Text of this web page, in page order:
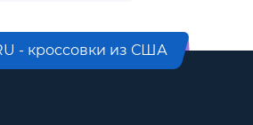
- кроссовки из США